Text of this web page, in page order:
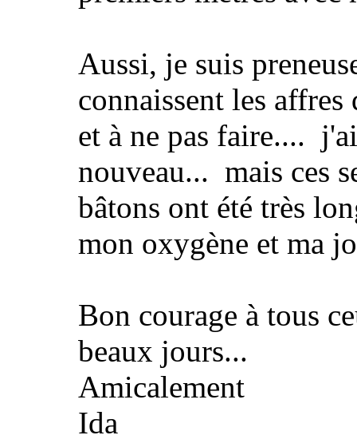
Aussi, je suis
connaissent les
et à ne pas faire....
nouveau... mais ces
bâtons ont été très
mon oxygène et ma
Bon courage à tous
beaux jours...
Amicalement
Ida